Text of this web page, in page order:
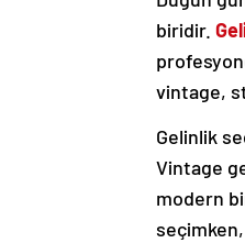
biridir.
vintage,
Gelinlik
Vintage
modern